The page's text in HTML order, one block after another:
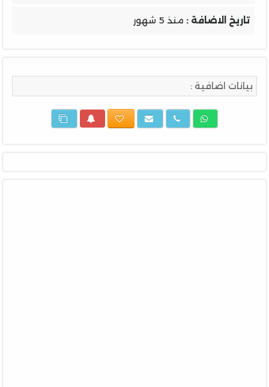
تاريخ الاضافة : منذ 5 شهور
بيانات اضافية :